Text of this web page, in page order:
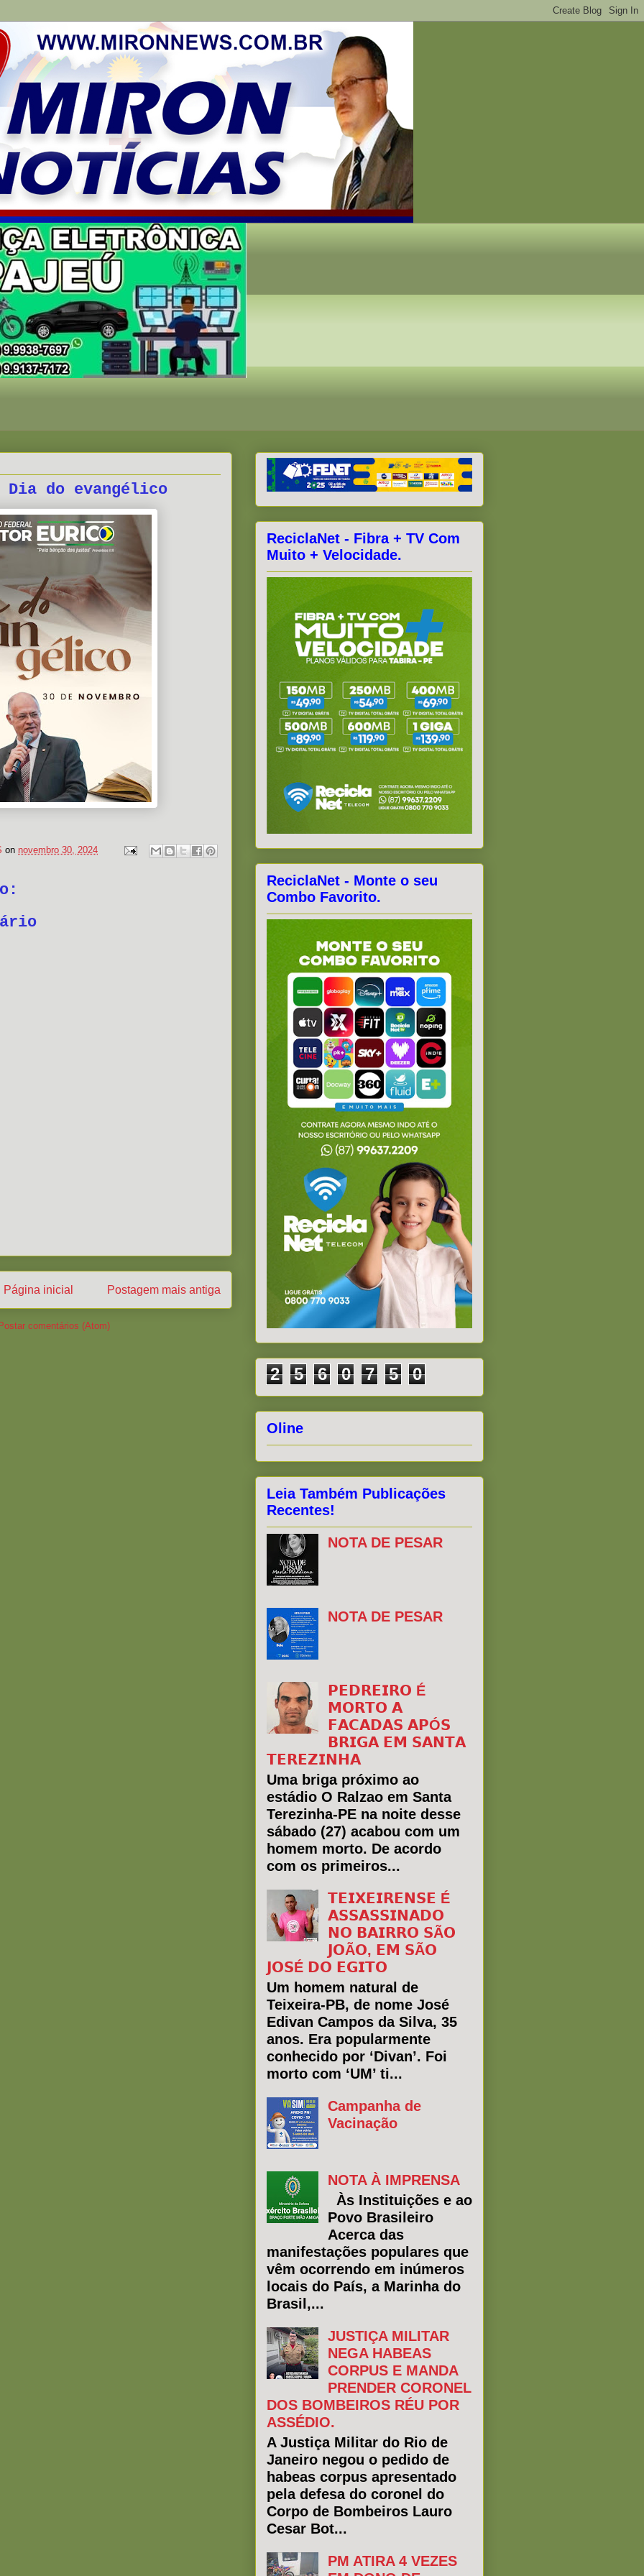
Dia do evangélico
on novembro 30, 2024
Postagem mais antiga
Página inicial
Postar comentários (Atom)
ReciclaNet - Fibra + TV Com
Muito + Velocidade.
ReciclaNet - Monte o seu
Combo Favorito.
2 5 6 0 7 5 0
Oline
Leia Também Publicações
Recentes!
NOTA DE PESAR
NOTA DE PESAR
𝗣𝗘𝗗𝗥𝗘𝗜𝗥𝗢 É
𝗠𝗢𝗥𝗧𝗢 𝗔
𝗙𝗔𝗖𝗔𝗗𝗔𝗦 𝗔𝗣Ó𝗦
𝗕𝗥𝗜𝗚𝗔 𝗘𝗠 𝗦𝗔𝗡𝗧𝗔
𝗧𝗘𝗥𝗘𝗭𝗜𝗡𝗛𝗔
Uma briga próximo ao
estádio O Ralzao em Santa
Terezinha-PE na noite desse
sábado (27) acabou com um
homem morto. De acordo
com os primeiros...
𝗧𝗘𝗜𝗫𝗘𝗜𝗥𝗘𝗡𝗦𝗘 É
𝗔𝗦𝗦𝗔𝗦𝗦𝗜𝗡𝗔𝗗𝗢
𝗡𝗢 𝗕𝗔𝗜𝗥𝗥𝗢 𝗦Ã𝗢
𝗝𝗢Ã𝗢, 𝗘𝗠 𝗦Ã𝗢
𝗝𝗢𝗦É 𝗗𝗢 𝗘𝗚𝗜𝗧𝗢
Um homem natural de
Teixeira-PB, de nome José
Edivan Campos da Silva, 35
anos. Era popularmente
conhecido por ‘Divan’. Foi
morto com ‘UM’ ti...
Campanha de
Vacinação
NOTA À IMPRENSA
Às Instituições e ao
Povo Brasileiro
Acerca das
manifestações populares que
vêm ocorrendo em inúmeros
locais do País, a Marinha do
Brasil,...
JUSTIÇA MILITAR
NEGA HABEAS
CORPUS E MANDA
PRENDER CORONEL
DOS BOMBEIROS RÉU POR
ASSÉDIO.
A Justiça Militar do Rio de
Janeiro negou o pedido de
habeas corpus apresentado
pela defesa do coronel do
Corpo de Bombeiros Lauro
Cesar Bot...
PM ATIRA 4 VEZES